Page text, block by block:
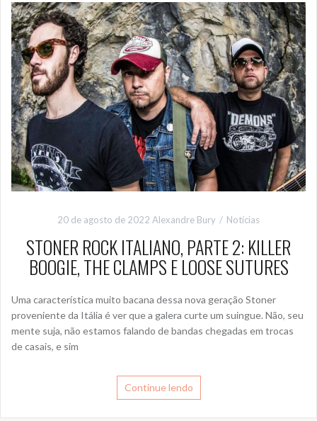
20 de agosto de 2022 Alexandre Bury Notícias
STONER ROCK ITALIANO, PARTE 2: KILLER
BOOGIE, THE CLAMPS E LOOSE SUTURES
Uma característica muito bacana dessa nova geração Stoner
proveniente da Itália é ver que a galera curte um suingue. Não, seu
mente suja, não estamos falando de bandas chegadas em trocas
de casais, e sim
Continue lendo